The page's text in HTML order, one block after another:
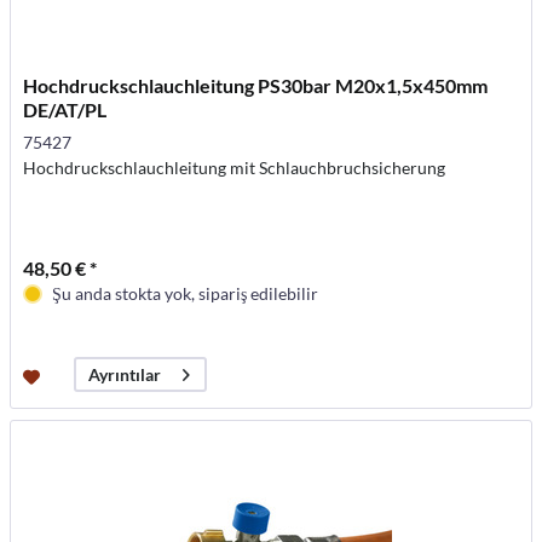
Hochdruckschlauchleitung PS30bar M20x1,5x450mm
DE/AT/PL
75427
Hochdruckschlauchleitung mit Schlauchbruchsicherung
48,50 € *
Şu anda stokta yok, sipariş edilebilir
Ayrıntılar